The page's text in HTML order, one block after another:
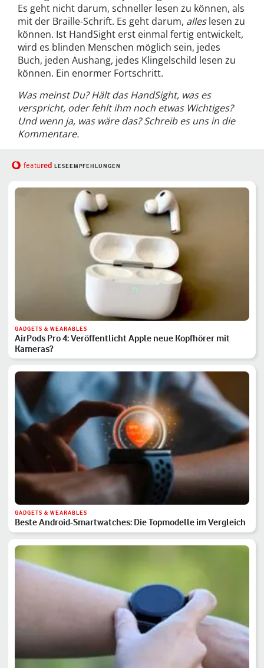
Es geht nicht darum, schneller lesen zu können, als
mit der Braille-Schrift. Es geht darum, alleslesen zu
können. Ist HandSight erst einmal fertig entwickelt,
wird es blinden Menschen möglich sein, jedes
Buch, jeden Aushang, jedes Klingelschild lesen zu
können. Ein enormer Fortschritt.
Was meinst Du? Hält das HandSight, was es
verspricht, oder fehlt ihm noch etwas Wichtiges?
Und wenn ja, was wäre das? Schreib es uns in die
Kommentare.
featured LESEEMPFEHLUNGEN
GADGETS & WEARABLES
AirPods Pro 4: Veröffentlicht Apple neue Kopfhörer mit
Kameras?
GADGETS & WEARABLES
Beste Android-Smartwatches: Die Topmodelle im Vergleich